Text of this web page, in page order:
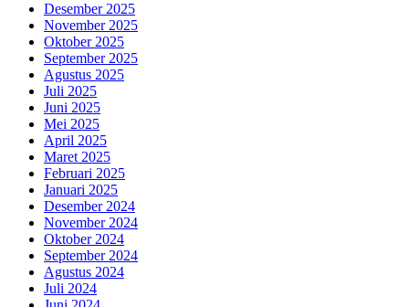
Desember 2025
November 2025
Oktober 2025
September 2025
Agustus 2025
Juli 2025
Juni 2025
Mei 2025
April 2025
Maret 2025
Februari 2025
Januari 2025
Desember 2024
November 2024
Oktober 2024
September 2024
Agustus 2024
Juli 2024